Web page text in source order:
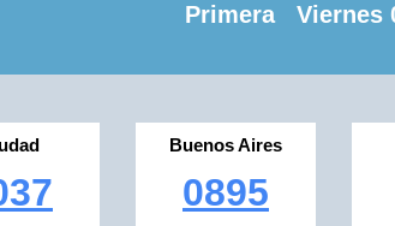
Primera Viernes
Buenos Aires
0895